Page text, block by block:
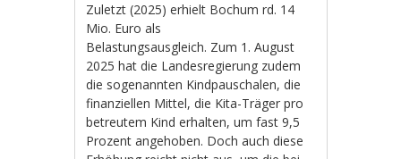
Zuletzt (2025) erhielt Bochum rd. 14
Mio. Euro als
Belastungsausgleich. Zum 1. August
2025 hat die Landesregierung zudem
die sogenannten Kindpauschalen, die
finanziellen Mittel, die Kita-Träger pro
betreutem Kind erhalten, um fast 9,5
Prozent angehoben. Doch auch diese